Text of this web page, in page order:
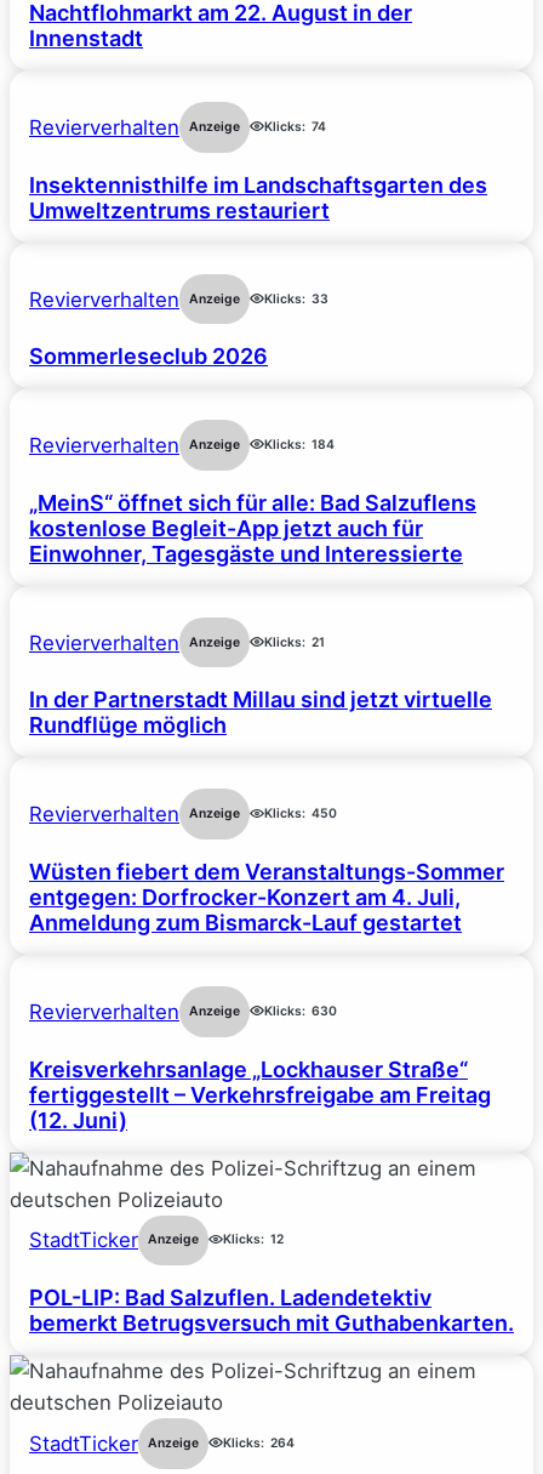
Nachtflohmarkt am 22. August in der
Innenstadt
Revierverhalten Anzeige Klicks: 74
Insektennisthilfe im Landschaftsgarten des
Umweltzentrums restauriert
Revierverhalten Anzeige Klicks: 33
Sommerleseclub 2026
Revierverhalten Anzeige Klicks: 184
„MeinS“ öffnet sich für alle: Bad Salzuflens
kostenlose Begleit-App jetzt auch für
Einwohner, Tagesgäste und Interessierte
Revierverhalten Anzeige Klicks: 21
In der Partnerstadt Millau sind jetzt virtuelle
Rundflüge möglich
Revierverhalten Anzeige Klicks: 450
Wüsten fiebert dem Veranstaltungs-Sommer
entgegen: Dorfrocker-Konzert am 4. Juli,
Anmeldung zum Bismarck-Lauf gestartet
Revierverhalten Anzeige Klicks: 630
Kreisverkehrsanlage „Lockhauser Straße“
fertiggestellt – Verkehrsfreigabe am Freitag
(12. Juni)
StadtTicker Anzeige Klicks: 12
POL-LIP: Bad Salzuflen. Ladendetektiv
bemerkt Betrugsversuch mit Guthabenkarten.
StadtTicker Anzeige Klicks: 264